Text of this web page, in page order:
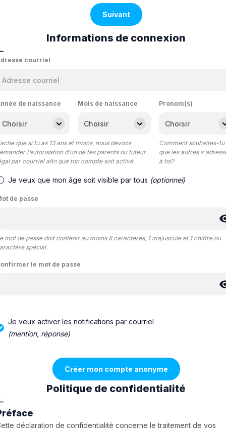
Suivant
Informations de connexion
courriel
de naissance Mois de naissance
que si tu as 13 ans et moins, nous devons
l’autorisation d’un de tes parents ou tuteur
par courriel afin que ton compte soit activé.
Pronom(s)
Comment souhaites-tu
que les autres
à toi?
Je veux que mon âge soit visible par tous (optionnel)
de passe
mot de passe doit contenir au moins 8 caractères, 1 majuscule et 1 chiffre ou
spécial.
le mot de passe
Je veux activer les notifications par courriel
(mention, réponse)
Politique de confidentialité
déclaration de confidentialité concerne le traitement de vos